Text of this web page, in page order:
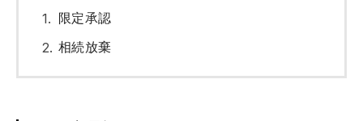
限定承認
相続放棄